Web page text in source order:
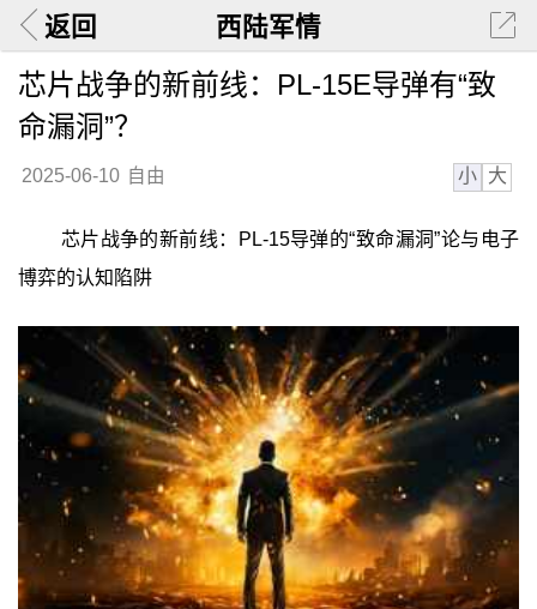
返回 西陆军情
芯片战争的新前线：PL-15E导弹有“致
命漏洞”？
2025-06-10 自由 小 大
芯片战争的新前线：PL-15导弹的“致命漏洞”论与电子
博弈的认知陷阱